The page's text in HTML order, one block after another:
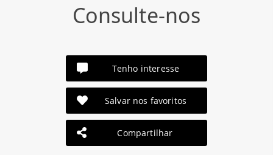
Consulte-nos
Tenho interesse
Salvar nos favoritos
Compartilhar